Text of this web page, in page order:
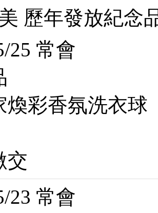
歷年發放紀念
25 常會
煥彩香氛洗衣球
交
23 常會